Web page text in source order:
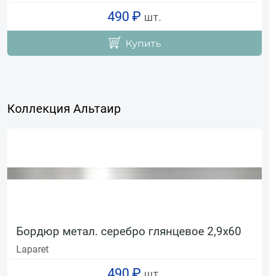
490 ₽ шт.
Купить
Коллекция Альтаир
Бордюр метал. серебро глянцевое 2,9х60
Laparet